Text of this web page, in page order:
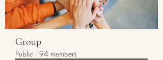
Group
Public · 94 members